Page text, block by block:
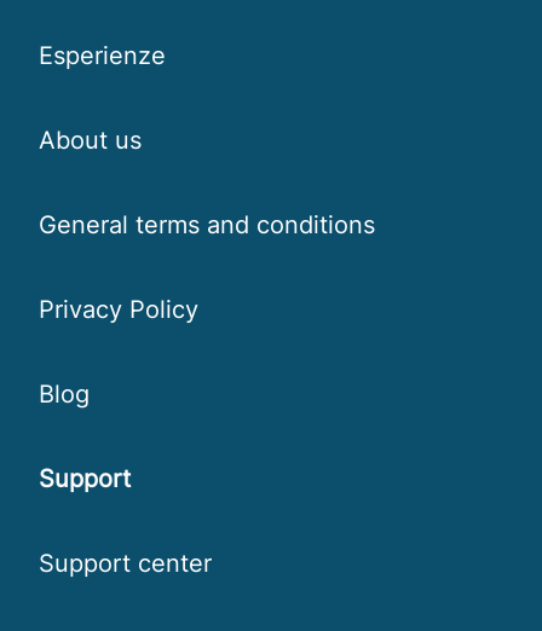
Esperienze
About us
General terms and conditions
Privacy Policy
Blog
Support
Support center